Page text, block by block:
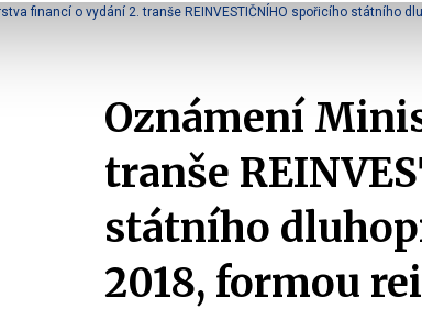
financí o vydání 2. tranše REINVESTIČNÍHO spořicího státního
Oznámení
tranše
státního
2018, formou